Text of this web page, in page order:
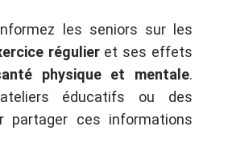
les seniors sur les
régulieret ses effets
physique et mentale.
éducatifs ou des
partager ces informations